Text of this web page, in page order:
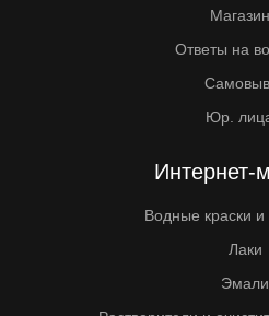
Ответы на
Юр.
Интернет-
Водные краски и
Лаки
Эмали